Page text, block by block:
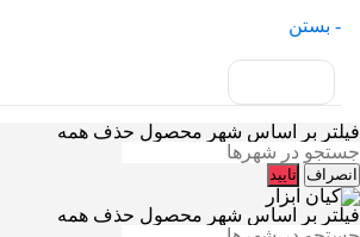
- بستن
فیلتر بر اساس شهر محصول حذف همه
انصراف تایید
فیلتر بر اساس شهر محصول حذف همه